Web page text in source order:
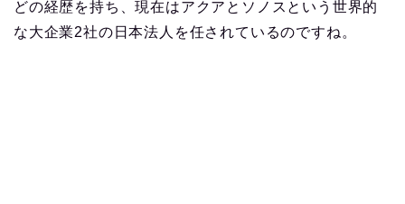
どの経歴を持ち、現在はアクアとソノスという世界的
な大企業2社の日本法人を任されているのですね。